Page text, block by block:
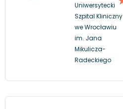
Uniwersytecki
Szpital Kliniczny
we Wrocławiu
im. Jana
Mikulicza-
Radeckiego